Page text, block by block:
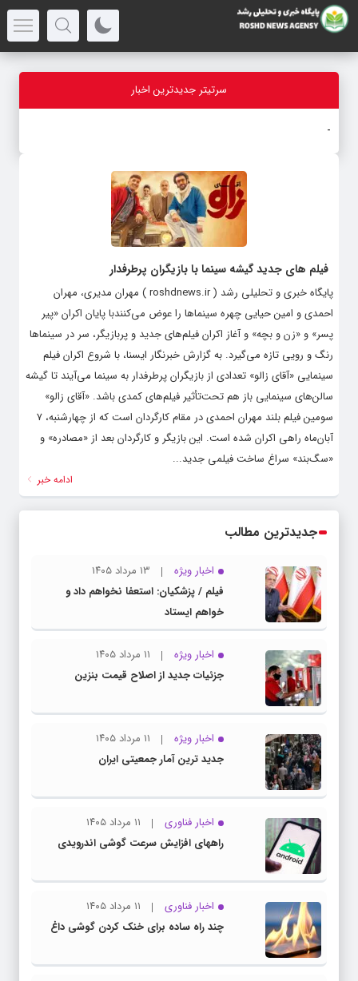
سرتیتر جدیدترین اخبار
پزش
فیلم های جدید گیشه سینما با بازیگران پرطرفدار
پایگاه خبری و تحلیلی رشد ( roshdnews.ir ) مهران مدیری، مهران
احمدی و امین حیایی چهره سینماها را عوض می‌کنندبا پایان اکران «پیر
پسر» و «زن و بچه» و آغاز اکران فیلم‌های جدید و پربازیگر، سر در سینماها
رنگ و رویی تازه می‌گیرد. به گزارش خبرنگار ایسنا، با شروع اکران فیلم
سینمایی «آقای زالو» تعدادی از بازیگران پرطرفدار به سینما می‌آیند تا گیشه
سالن‌های سینمایی باز هم تحت‌تأثیر فیلم‌های کمدی باشد. «آقای زالو»
سومین فیلم بلند مهران احمدی در مقام کارگردان است که از چهارشنبه، ۷
آبان‌ماه راهی اکران شده است. این بازیگر و کارگردان بعد از «مصادره» و
«سگ‌بند» سراغ ساخت فیلمی جدید...
ادامه خبر
جدیدترین مطالب
اخبار ویژه
۱۳ مرداد ۱۴۰۵
فیلم / پزشکیان: استعفا نخواهم داد و
خواهم ایستاد
اخبار ویژه
۱۱ مرداد ۱۴۰۵
جزئیات جدید از اصلاح قیمت بنزین
اخبار ویژه
۱۱ مرداد ۱۴۰۵
جدید ترین آمار جمعیتی ایران
اخبار فناوری
۱۱ مرداد ۱۴۰۵
راههای افزایش سرعت گوشی اندرویدی
اخبار فناوری
۱۱ مرداد ۱۴۰۵
چند راه‌ ساده برای خنک کردن گوشی داغ